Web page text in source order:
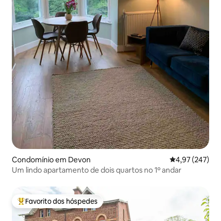
Condomínio em Devon Classificação
4,97 (247)
Um lindo apartamento de dois quartos no 1º andar
Favoritos dos hóspedes mais apreciados
Favorito dos hóspedes